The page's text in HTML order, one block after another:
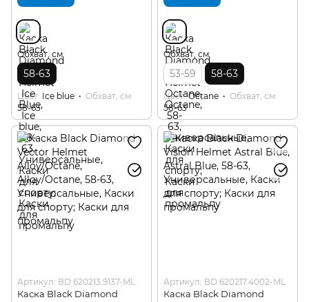
Обхват, см
58-63
Цвет Ice blue
Обхват, см
58-63
Обхват, см
53-59 58-63
Цвет Octane
Обхват, см
58-63
Артикул: BD 620213.9137-ML
Каска Black Diamond
Артикул: BD 620217.4002-ML
Каска Black Diamond